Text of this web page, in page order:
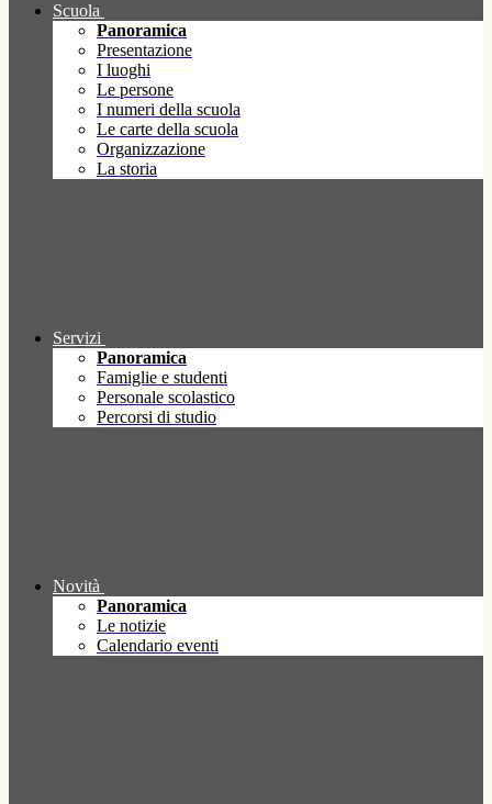
Scuola
Panoramica
Presentazione
I luoghi
Le persone
I numeri della scuola
Le carte della scuola
Organizzazione
La storia
Servizi
Panoramica
Famiglie e studenti
Personale scolastico
Percorsi di studio
Novità
Panoramica
Le notizie
Calendario eventi